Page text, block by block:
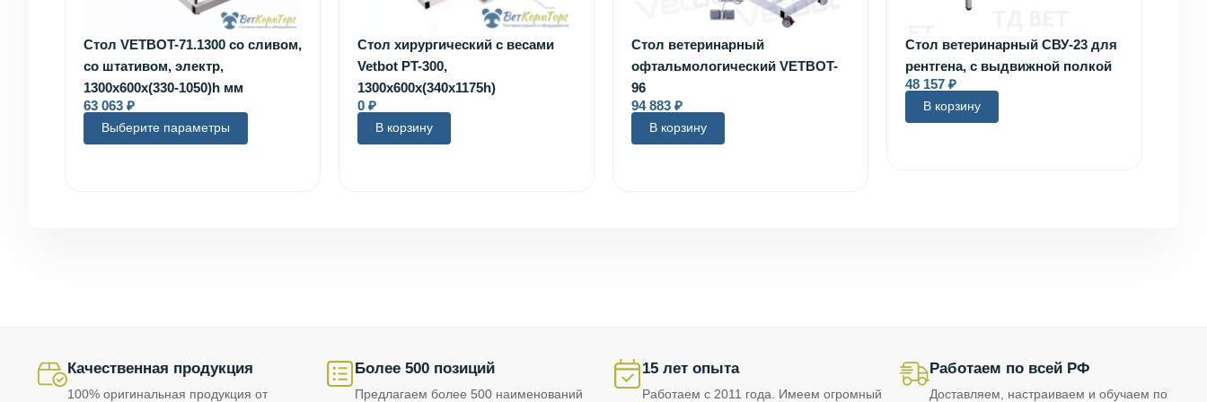
Стол VETBOT-71.1300 со сливом,
со штативом, электр,
1300x600x(330-1050)h мм
63 063 ₽
Выберите параметры
Cтол хирургический с весами
Vetbot PT-300,
1300х600х(340х1175h)
0 ₽
В корзину
Стол ветеринарный
офтальмологический VETBOT-
96
94 883 ₽
В корзину
Стол ветеринарный СВУ-23 для
рентгена, с выдвижной полкой
48 157 ₽
В корзину
Качественная продукция
100% оригинальная продукция от
Более 500 позиций
Предлагаем более 500 наименований
15 лет опыта
Работаем с 2011 года. Имеем огромный
Работаем по всей РФ
Доставляем, настраиваем и обучаем по